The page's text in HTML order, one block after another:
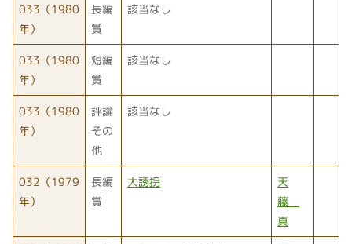
033（1980
年）
長編
賞
該当なし
033（1980
年）
短編
賞
該当なし
033（1980
年）
評論
その
他
該当なし
032（1979
年）
長編
賞
大誘拐
天
藤
真